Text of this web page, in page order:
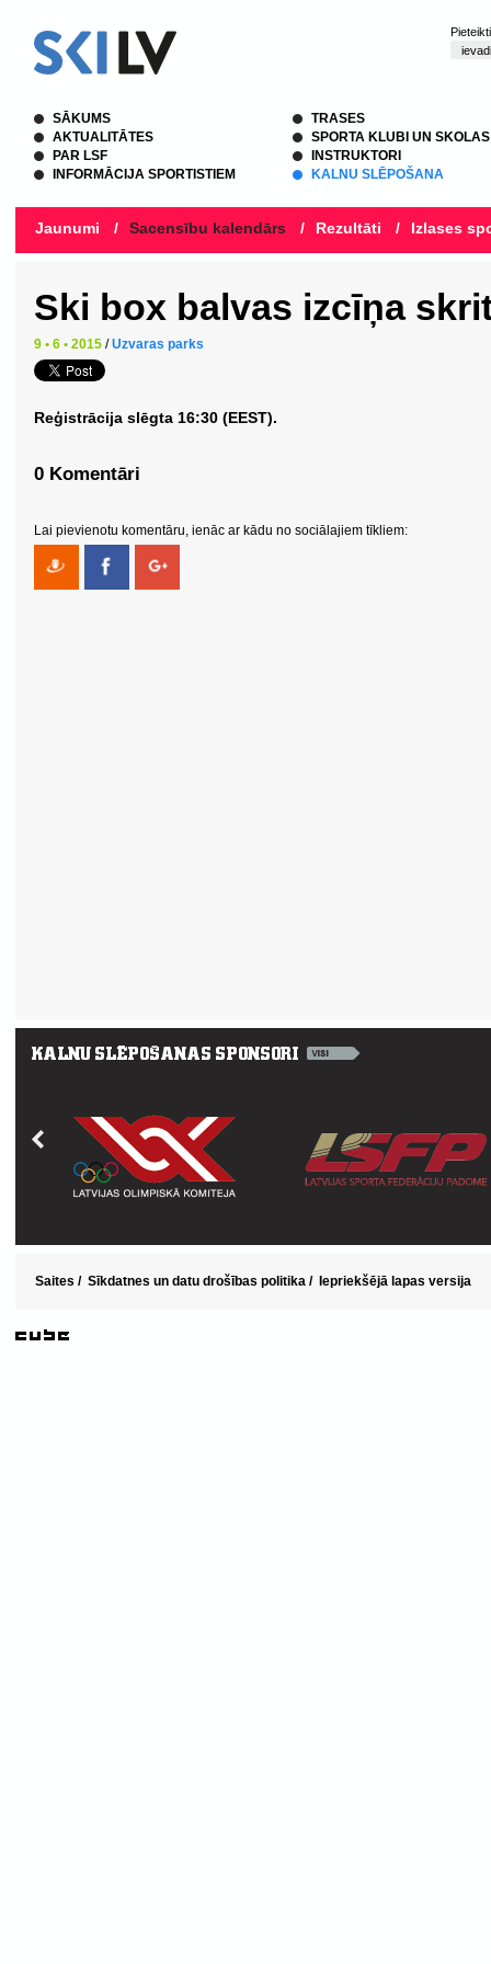
SĀKUMS
AKTUALITĀTES
PAR LSF
INFORMĀCIJA SPORTISTIEM
TRASES
SPORTA KLUBI UN SKOLAS
INSTRUKTORI
KALNU SLĒPOŠANA
Jaunumi / Sacensību kalendārs / Rezultāti / Izlases
Ski box balvas izcīņa
9 • 6 • 2015 /Uzvaras parks
Reģistrācija slēgta 16:30 (EEST).
0 Komentāri
Lai pievienotu komentāru, ienāc ar kādu no sociālajiem tīkliem:
Saites / Sīkdatnes un datu drošības politika / Iepriekšējā lapas versija